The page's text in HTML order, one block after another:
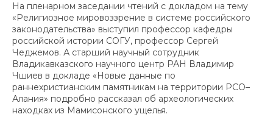
На пленарном заседании чтений с докладом на тему
«Религиозное мировоззрение в системе российского
законодательства» выступил профессор кафедры
российской истории СОГУ, профессор Сергей
Чеджемов. А старший научный сотрудник
Владикавказского научного центр РАН Владимир
Чшиев в докладе «Новые данные по
раннехристианским памятникам на территории РСО–
Алания» подробно рассказал об археологических
находках из Мамисонского ущелья.